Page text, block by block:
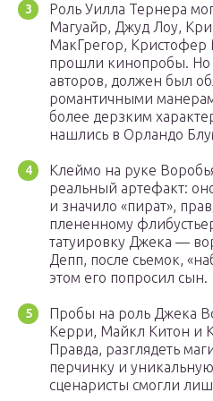
Роль Уилла Тернера
Магуайр, Джуд Лоу,
МакГрегор, Кристофер
прошли кинопробы. Но
авторов, должен был
романтичными
более дерзким
нашлись в Орландо
Клеймо на руке
реальный артефакт:
и значило «пират»,
плененному
татуировку Джека —
Депп, после сьемок,
этом его попросил сын.
Пробы на роль Джека
Керри, Майкл Китон и
Правда, разглядеть
перчинку и
сценаристы смогли